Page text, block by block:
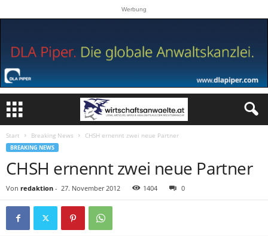
Werbung
Start Breaking News CHSH ernennt zwei neue Partner
BREAKING NEWS
CHSH ernennt zwei neue Partner
Von redaktion - 27. November 2012 1404 0